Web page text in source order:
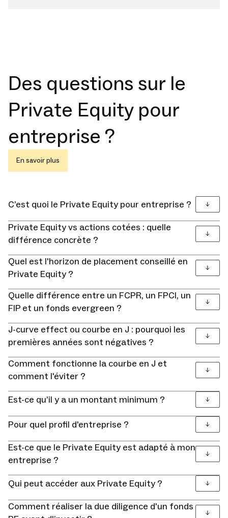
Des questions sur le
Private Equity pour
entreprise ?
En savoir plus
C’est quoi le Private Equity pour entreprise ?
comptes à terme, OPCVM
monétaires
5 à 10 ans
Private Equity vs actions cotées : quelle
différence concrète ?
CAC 40, S&P 500
±2-3% par jour)
entreprises non cotées
mais risque réel élevé
mais très dispersée
+2-3% par an
Quel est l'horizon de placement conseillé en
Private Equity ?
Quelle différence entre un FCPR, un FPCI, un
FIP et un fonds evergreen ?
FCPR Fonds Commun de Placement à Risques
FPCI Fonds Professionnel de Capital Investissement
FIP Fonds d'Investissement de Proximité
fonds evergreen
J-curve effect ou courbe en J : pourquoi les
premières années sont négatives ?
2-3 ans
Comment fonctionne la courbe en J et
comment l'éviter ?
Est-ce qu’il y a un montant minimum ?
Pour quel profil d'entreprise ?
La PME avec excédents stables
Est-ce que le Private Equity est adapté à mon
entreprise ?
Qui peut accéder aux Private Equity ?
société civile, holding patrimoniale,
Comment réaliser la due diligence d'un fonds